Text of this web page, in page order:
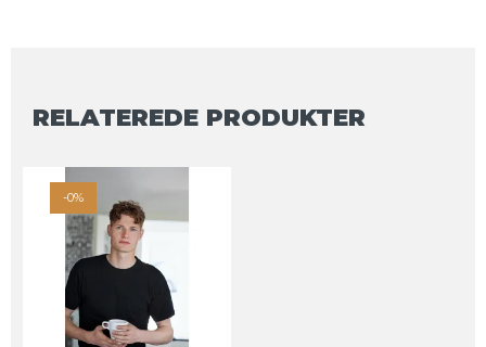
RELATEREDE PRODUKTER
-0%